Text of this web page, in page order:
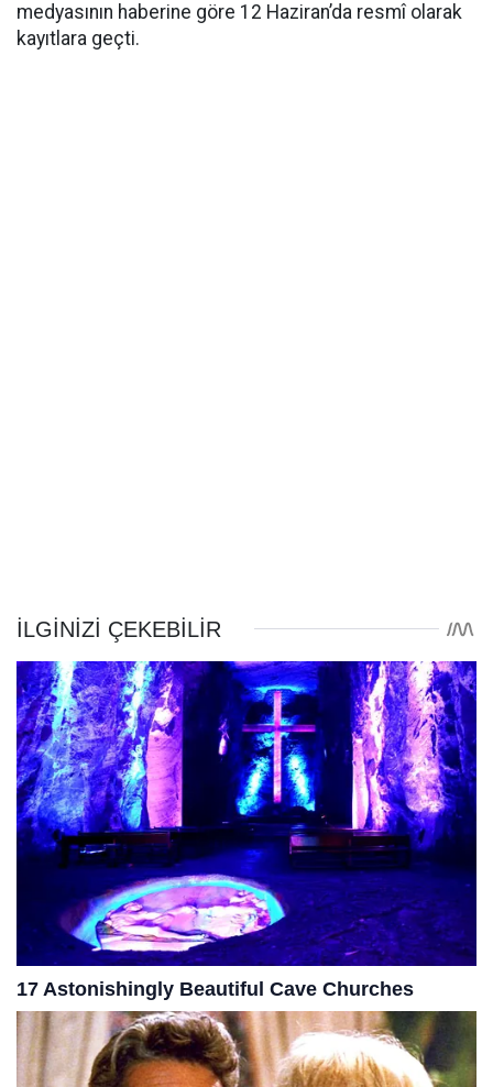
medyasının haberine göre 12 Haziran’da resmî olarak
kayıtlara geçti.